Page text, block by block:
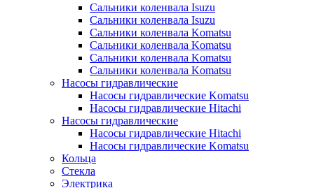
Сальники коленвала Isuzu
Сальники коленвала Isuzu
Сальники коленвала Komatsu
Сальники коленвала Komatsu
Сальники коленвала Komatsu
Сальники коленвала Komatsu
Насосы гидравлические
Насосы гидравлические Komatsu
Насосы гидравлические Hitachi
Насосы гидравлические
Насосы гидравлические Hitachi
Насосы гидравлические Komatsu
Кольца
Стекла
Электрика